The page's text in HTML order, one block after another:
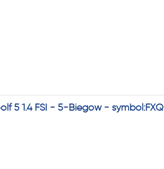
5 1.4 FSI - 5-Biegów - symbol:FXQ